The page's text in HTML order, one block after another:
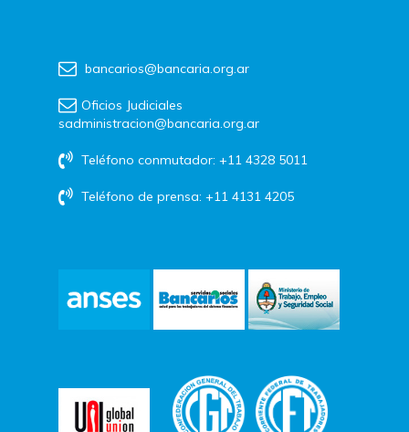
bancarios@bancaria.org.ar
Oficios Judiciales
sadministracion@bancaria.org.ar
Teléfono conmutador: +11 4328 5011
Teléfono de prensa: +11 4131 4205